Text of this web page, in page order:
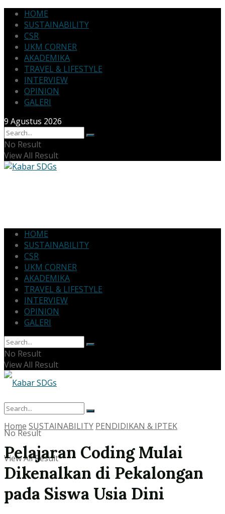
HOME
SUSTAINABILITY
CSR
UKM CORNER
AKADEMIKA
TRAVEL & LIFESTYLE
INTERVIEW
OPINION
GALERI
9 Agustus 2026
No Result
View All Result
HOME
SUSTAINABILITY
CSR
UKM CORNER
AKADEMIKA
TRAVEL & LIFESTYLE
INTERVIEW
OPINION
GALERI
No Result
View All Result
No Result
View All Result
Home SUSTAINABILITY PENDIDIKAN & IPTEK
Pelajaran Coding Mulai
Dikenalkan di Pekalongan
pada Siswa Usia Dini